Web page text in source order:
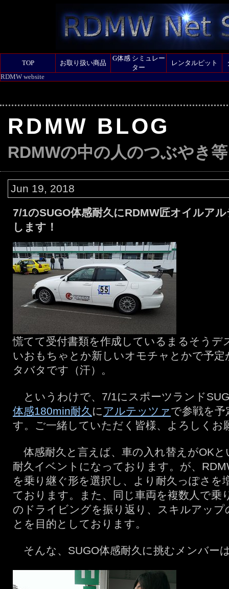
TOP お取り扱い商品
G体感 シミュレー
ター
レンタルピット
RDMW website
RDMW BLOG
RDMWの中の人のつぶやき等
Jun 19, 2018
7/1のSUGO体感耐久にRDMW匠オイルア
します！
慌てて受付書類を作成しているまるそうデ
いおもちゃとか新しいオモチャとかで予定
タバタです（汗）。
というわけで、7/1にスポーツランド
体感180min耐久 に アルテッツァで参戦を
す。ご一緒していただく皆様、よろしくお
体感耐久と言えば、車の入れ替えがOK
耐久イベントになっております。が、
を乗り継ぐ形を選択し、より耐久っぽさを
ております。また、同じ車両を複数人で乗
のドライビングを振り返り、スキルアップ
とを目的としております。
そんな、SUGO体感耐久に挑むメンバー